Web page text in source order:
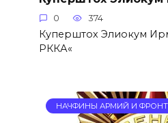
0 374
Куперштох Элиокум
РККА«
НАЧФИНЫ АРМИЙ И